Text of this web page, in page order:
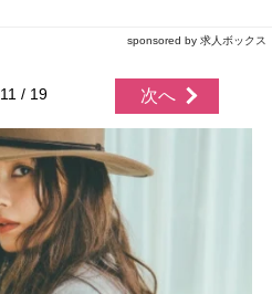
sponsored by 求人ボックス
11 / 19 次へ